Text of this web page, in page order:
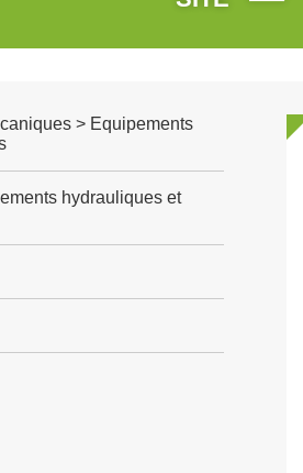
> Equipements
hydrauliques et